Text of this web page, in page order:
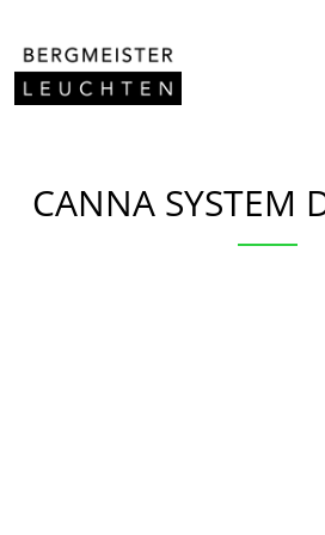
CANNA SYSTEM